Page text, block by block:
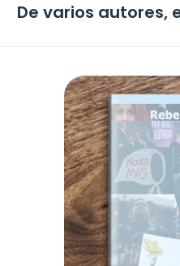
De varios autores,